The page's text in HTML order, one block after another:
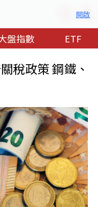
開啟
盤指數 ETF
稅政策 鋼鐵、